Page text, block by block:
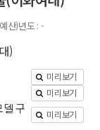
산)년도 -
)
미리보기
미리보기
델 구
미리보기